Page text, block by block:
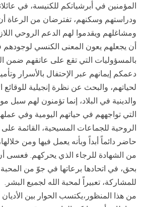
المؤمنين في أبرشياتكم للكنيسة، في
ودراستهم وسكنهم، تفترضان من الرعاة أن
ومشاغلهم ويقدموا لهم الدعم الروحي
أن يجعلهم يعون المعنى الكنسي
بالمسؤوليات التي تقع على عاتقهم ضمن
دعمكم إيمانهم عبر الإحتفال بالأسرار
لحياتهم، والبحث عن نظرة إنجيلية للوقائع
والدينية في البلاد، إنما تؤمنون لهم سبل
التي تواجههم في حياتهم اليومية وفي
الروحية للجماعات المسيحية، القائمة
حاضر دائماً أبداً وبأنه يعمل فيها ومن
من الشهادة للرجاء الذي يحركهم. فعسى
بحق، في اتحادها برعاتها في جوّ من
للمشاركة، تعبيراً لمحبة الله لجميع البشر.
من هذا المنظور،يكتسب الحوار بين